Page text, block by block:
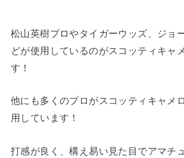
松山英樹プロやタイガーウッズ、ジョ
どが使用しているのがスコッティキャ
す！
他にも多くのプロがスコッティキャメ
用しています！
打感が良く、構え易い見た目でアマチ